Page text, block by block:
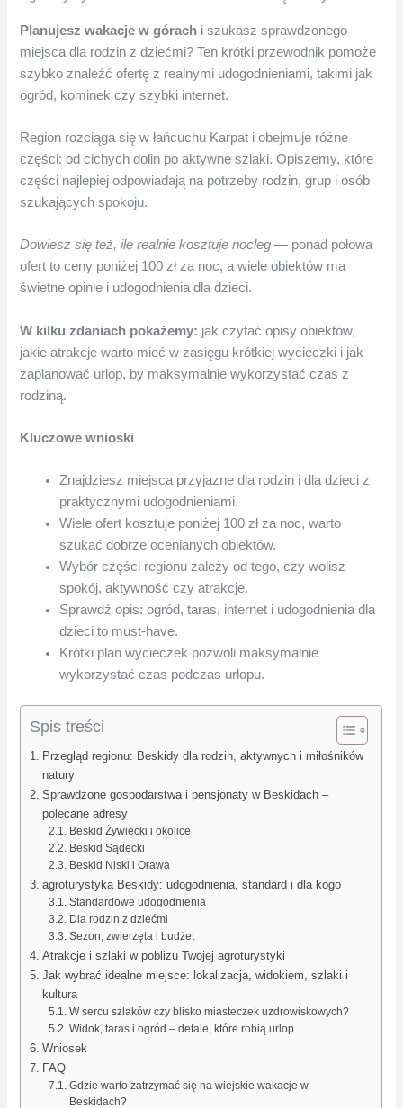
Planujesz wakacje w górach i szukasz sprawdzonego
miejsca dla rodzin z dziećmi? Ten krótki przewodnik pomoże
szybko znaleźć ofertę z realnymi udogodnieniami, takimi jak
ogród, kominek czy szybki internet.
Region rozciąga się w łańcuchu Karpat i obejmuje różne
części: od cichych dolin po aktywne szlaki. Opiszemy, które
części najlepiej odpowiadają na potrzeby rodzin, grup i osób
szukających spokoju.
Dowiesz się też, ile realnie kosztuje nocleg — ponad połowa
ofert to ceny poniżej 100 zł za noc, a wiele obiektów ma
świetne opinie i udogodnienia dla dzieci.
W kilku zdaniach pokażemy: jak czytać opisy obiektów,
jakie atrakcje warto mieć w zasięgu krótkiej wycieczki i jak
zaplanować urlop, by maksymalnie wykorzystać czas z
rodziną.
Kluczowe wnioski
Znajdziesz miejsca przyjazne dla rodzin i dla dzieci z
praktycznymi udogodnieniami.
Wiele ofert kosztuje poniżej 100 zł za noc, warto
szukać dobrze ocenianych obiektów.
Wybór części regionu zależy od tego, czy wolisz
spokój, aktywność czy atrakcje.
Sprawdź opis: ogród, taras, internet i udogodnienia dla
dzieci to must-have.
Krótki plan wycieczek pozwoli maksymalnie
wykorzystać czas podczas urlopu.
Spis treści
Przegląd regionu: Beskidy dla rodzin, aktywnych i miłośników
natury
Sprawdzone gospodarstwa i pensjonaty w Beskidach –
polecane adresy
Beskid Żywiecki i okolice
Beskid Sądecki
Beskid Niski i Orawa
agroturystyka Beskidy: udogodnienia, standard i dla kogo
Standardowe udogodnienia
Dla rodzin z dziećmi
Sezon, zwierzęta i budżet
Atrakcje i szlaki w pobliżu Twojej agroturystyki
Jak wybrać idealne miejsce: lokalizacja, widokiem, szlaki i
kultura
W sercu szlaków czy blisko miasteczek uzdrowiskowych?
Widok, taras i ogród – detale, które robią urlop
Wniosek
FAQ
Gdzie warto zatrzymać się na wiejskie wakacje w
Beskidach?